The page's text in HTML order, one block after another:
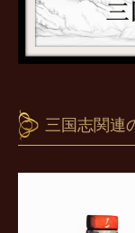
三国志関連